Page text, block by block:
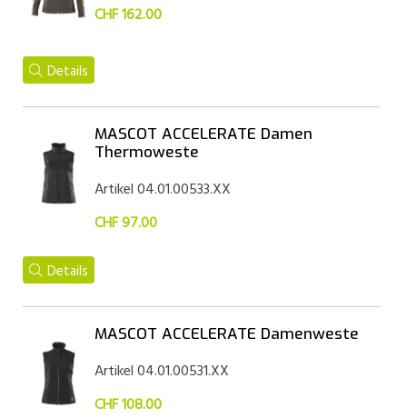
CHF 162.00
Details
MASCOT ACCELERATE Damen
Thermoweste
Artikel 04.01.00533.XX
CHF 97.00
Details
MASCOT ACCELERATE Damenweste
Artikel 04.01.00531.XX
CHF 108.00